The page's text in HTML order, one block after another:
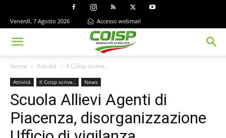
Venerdì, 7 Agosto 2026 Accesso webmail
Home Attività Il Coisp scrive..
Attività Il Coisp scrive.. News
Scuola Allievi Agenti di
Piacenza, disorganizzazione